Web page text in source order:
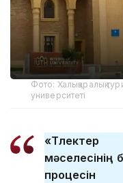
Фото: Халықаралық
университеті
«Түлектер
мәселесінің
процесін